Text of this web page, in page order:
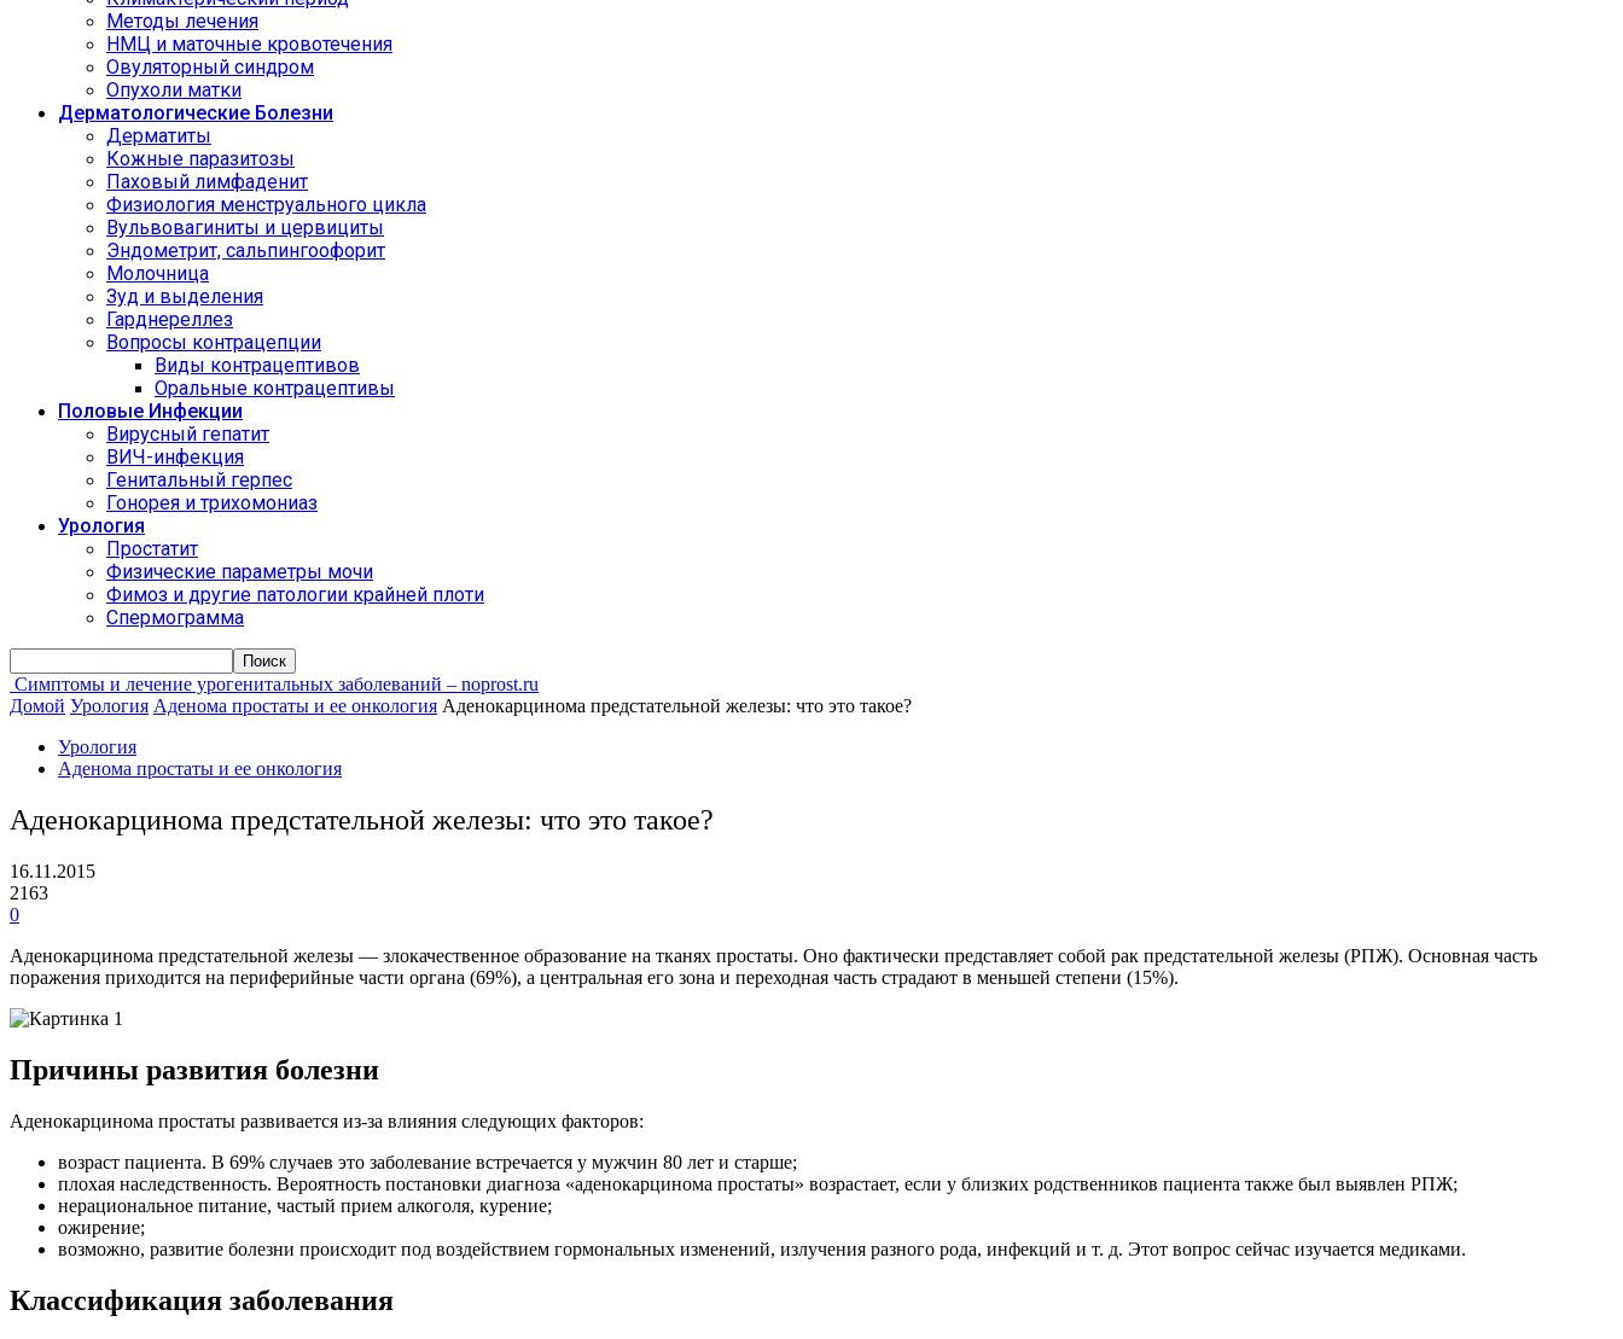
Методы лечения
НМЦ и маточные кровотечения
Овуляторный синдром
Опухоли матки
Дерматологические Болезни
Дерматиты
Кожные паразитозы
Паховый лимфаденит
Физиология менструального цикла
Вульвовагиниты и цервициты
Эндометрит, сальпингоофорит
Молочница
Зуд и выделения
Гарднереллез
Вопросы контрацепции
Виды контрацептивов
Оральные контрацептивы
Половые Инфекции
Вирусный гепатит
ВИЧ-инфекция
Генитальный герпес
Гонорея и трихомониаз
Урология
Простатит
Физические параметры мочи
Фимоз и другие патологии крайней плоти
Спермограмма
Симптомы и лечение урогенитальных заболеваний – noprost.ru
Домой Урология Аденома простаты и ее онкология Аденокарцинома предстательной железы: что это такое?
Урология
Аденома простаты и ее онкология
Аденокарцинома предстательной железы: что это такое?
16.11.2015
2163
0
Аденокарцинома предстательной железы — злокачественное образование на тканях простаты. Оно фактически представляет собой рак предстательной железы (РПЖ). Основная часть
поражения приходится на периферийные части органа (69%), а центральная его зона и переходная часть страдают в меньшей степени (15%).
Причины развития болезни
Аденокарцинома простаты развивается из-за влияния следующих факторов:
возраст пациента. В 69% случаев это заболевание встречается у мужчин 80 лет и старше;
плохая наследственность. Вероятность постановки диагноза «аденокарцинома простаты» возрастает, если у близких родственников пациента также был выявлен РПЖ;
нерациональное питание, частый прием алкоголя, курение;
ожирение;
возможно, развитие болезни происходит под воздействием гормональных изменений, излучения разного рода, инфекций и т. д. Этот вопрос сейчас изучается медиками.
Классификация заболевания